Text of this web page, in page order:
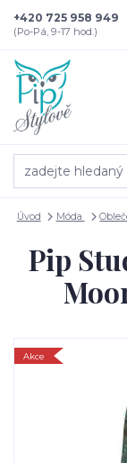
+420 725 958 949
(Po-Pá, 9-17 hod.)
Úvod Móda
Pip
Akce